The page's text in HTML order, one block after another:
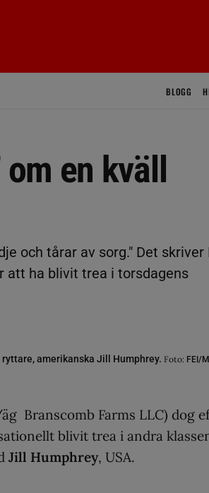
BLOGG
en kväll
och tårar av sorg." Det skriver
att ha blivit trea i torsdagens
amerikanska Jill Humphrey. Foto: FEI/
Branscomb Farms LLC) dog
blivit trea i andra
Jill Humphrey, USA.